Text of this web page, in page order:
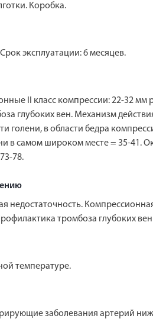
Коробка.
эксплуатации: 6 месяцев.
II класс компрессии: 22-32 мм
глубоких вен. Механизм
голени, в области бедра
в самом широком месте = 35-41.
78.
недостаточность.
тромбоза глубоких
температуре.
заболевания артерий